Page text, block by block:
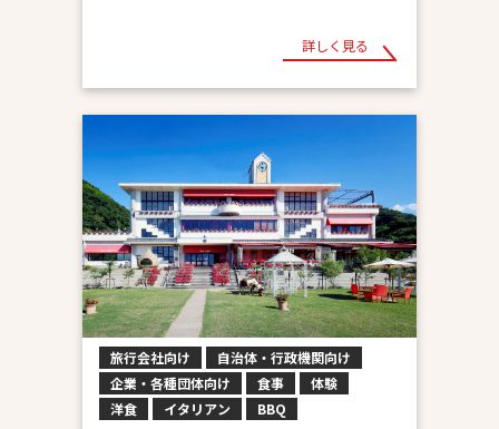
詳しく見る
旅行会社向け
自治体・行政機関向け
企業・各種団体向け
食事
体験
洋食
イタリアン BBQ